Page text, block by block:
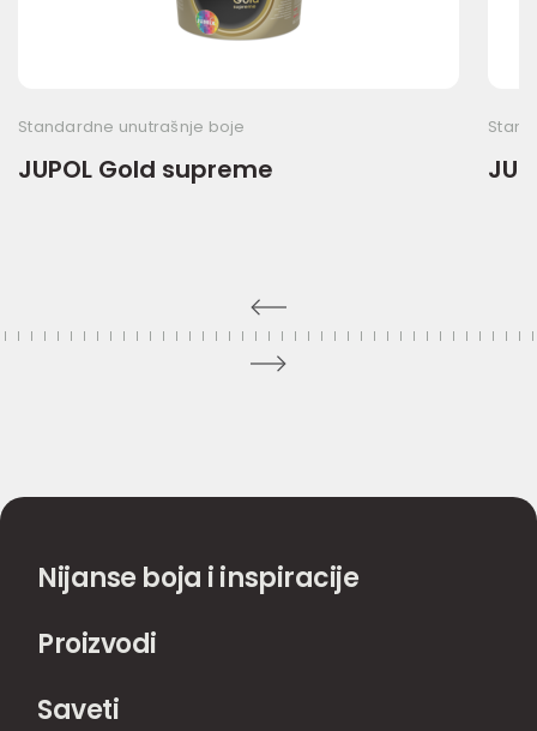
Standardne unutrašnje boje
JUPOL Gold supreme
Nijanse boja i inspiracije
Proizvodi
Saveti